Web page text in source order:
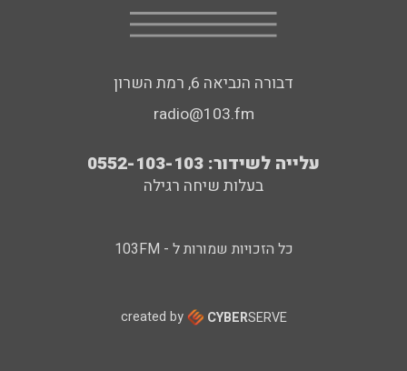
דבורה הנביאה 6, רמת השרון
radio@103.fm
עלייה לשידור: 0552-103-103
בעלות שיחה רגילה
כל הזכויות שמורות ל - 103FM
created by CYBERSERVE